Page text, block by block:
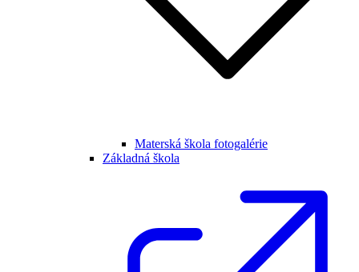
Materská škola fotogalérie
Základná škola